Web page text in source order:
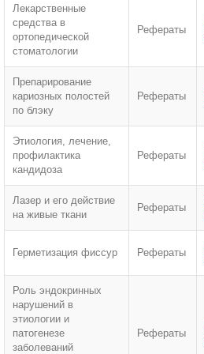
Лекарственные
средства в
ортопедической
стоматологии
Рефераты
Препарирование
кариозных полостей
по блэку
Рефераты
Этиология, лечение,
профилактика
кандидоза
Рефераты
Лазер и его действие
на живые ткани
Рефераты
Герметизация фиссур Рефераты
Роль эндокринных
нарушений в
этиологии и
патогенезе
заболеваний
Рефераты